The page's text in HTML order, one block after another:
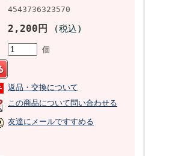
4543736323570
2,200円 (税込)
個
返品・交換について
この商品について問い合わせる
友達にメールですすめる